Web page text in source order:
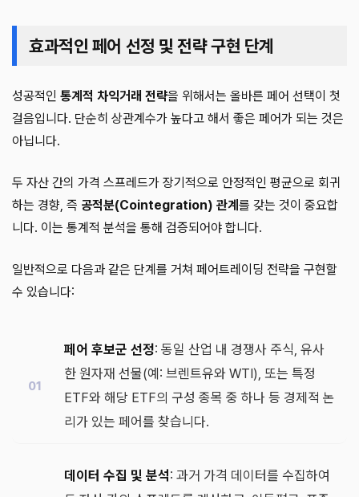
효과적인 페어 선정 및 전략 구현 단계
성공적인 통계적 차익거래 전략을 위해서는 올바른 페어 선택이 첫
걸음입니다. 단순히 상관계수가 높다고 해서 좋은 페어가 되는 것은
아닙니다.
두 자산 간의 가격 스프레드가 장기적으로 안정적인 평균으로 회귀
하는 경향, 즉 공적분(Cointegration) 관계 를 갖는 것이 중요합
니다. 이는 통계적 분석을 통해 검증되어야 합니다.
일반적으로 다음과 같은 단계를 거쳐 페어트레이딩 전략을 구현할
수 있습니다:
페어 후보군 선정: 동일 산업 내 경쟁사 주식, 유사
한 원자재 선물(예: 브렌트유와 WTI), 또는 특정
ETF와 해당 ETF의 구성 종목 중 하나 등 경제적 논
리가 있는 페어를 찾습니다.
데이터 수집 및 분석: 과거 가격 데이터를 수집하여